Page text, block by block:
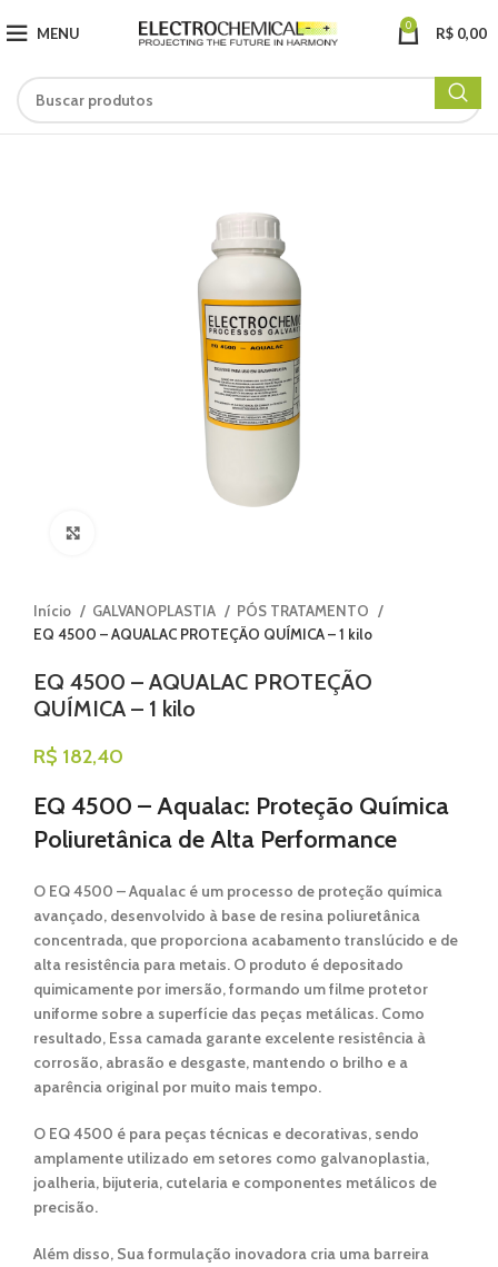
MENU 0 R$ 0,00
Início GALVANOPLASTIA
PÓS TRATAMENTO
EQ 4500 – AQUALAC PROTEÇÃO QUÍMICA – 1 kilo
EQ 4500 – AQUALAC PROTEÇÃO
QUÍMICA – 1 kilo
R$ 182,40
EQ 4500 – Aqualac: Proteção Química
Poliuretânica de Alta Performance
O EQ 4500 – Aqualac é um processo de proteção química
avançado, desenvolvido à base de resina poliuretânica
concentrada, que proporciona acabamento translúcido e de
alta resistência para metais. O produto é depositado
quimicamente por imersão, formando umfilme protetor
uniforme sobre a superfície das peças metálicas. Como
resultado, Essa camada garante excelente resistência à
corrosão, abrasão e desgaste, mantendo o brilho e a
aparência original por muito mais tempo.
O EQ 4500 é para peças técnicas e decorativas, sendo
amplamente utilizado em setores como galvanoplastia,
joalheria, bijuteria, cutelaria e componentes metálicos de
precisão.
Além disso, Sua formulação inovadora cria uma barreira